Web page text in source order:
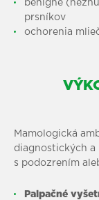
benígne
prsníkov
ochorenia
Mamologická
diagnostických
s podozrením
Palpačné